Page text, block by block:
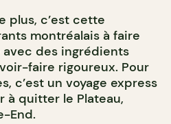
plus, c’est cette
montréalais à faire
des ingrédients
faire rigoureux. Pour
c’est un voyage express
à quitter le Plateau,
End.